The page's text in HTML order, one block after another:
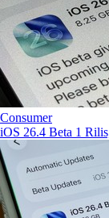
Consumer
iOS 26.4 Beta 1